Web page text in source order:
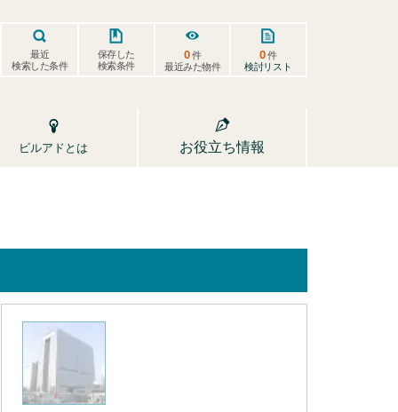
最近
検索した条件
保存した
検索条件
0件
最近みた物件
0件
検討リスト
ビルアドとは お役立ち情報